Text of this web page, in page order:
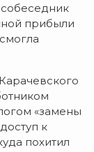
прибыли
«замены
к
похитил